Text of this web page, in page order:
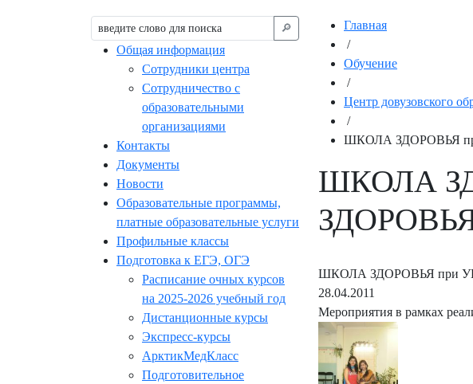
🔎︎
Общая информация
Сотрудники центра
Сотрудничество с
образовательными
организациями
Контакты
Документы
Новости
Образовательные программы,
платные образовательные услуги
Профильные классы
Подготовка к ЕГЭ, ОГЭ
Расписание очных курсов
на 2025-2026 учебный год
Дистанционные курсы
Экспресс-курсы
АрктикМедКласс
Подготовительное
Главная
/
Обучение
/
Центр довузовского
/
ШКОЛА ЗДОРОВЬЯ
ШКОЛА
ШКОЛА ЗДОРОВЬЯ при
28.04.2011
Мероприятия в рамках